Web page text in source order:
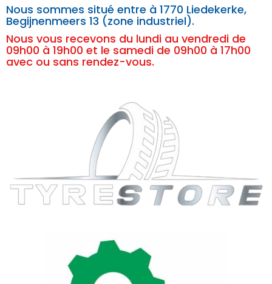
Nous sommes situé entre à 1770 Liedekerke,
Begijnenmeers 13 (zone industriel).
Nous vous recevons du lundi au vendredi de
09h00 à 19h00 et le samedi de 09h00 à 17h00
avec ou sans rendez-vous.